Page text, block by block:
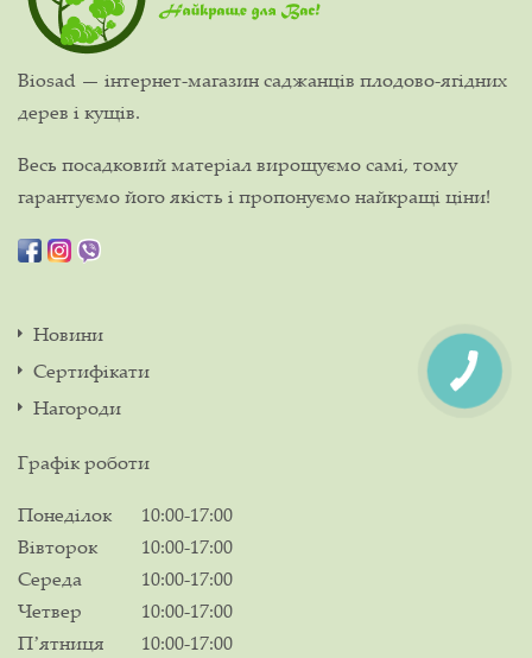
Biosad — інтернет-магазин саджанців плодово-ягідних
дерев і кущів.
Весь посадковий матеріал вирощуємо самі, тому
гарантуємо його якість і пропонуємо найкращі ціни!
Новини
Сертифікати
Нагороди
Графік роботи
Понеділок
10:00-17:00
Вівторок
10:00-17:00
Середа
10:00-17:00
Четвер
10:00-17:00
Пʼятниця
10:00-17:00